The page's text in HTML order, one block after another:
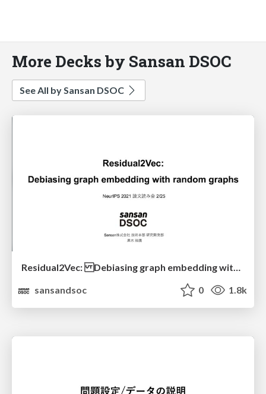
More Decks by Sansan DSOC
See All by Sansan DSOC
Residual2Vec: Debiasing graph embedding with random graphs
sansandsoc
0 1.8k